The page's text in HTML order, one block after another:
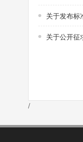
关于发布标
关于公开征
/